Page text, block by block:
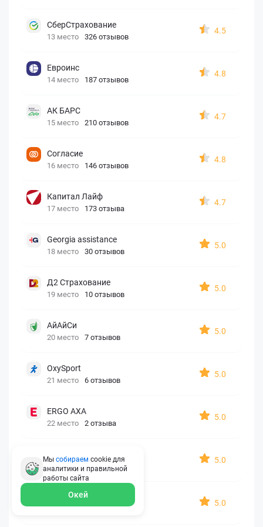
СберСтрахование
13 место 326 отзывов
4.5
Евроинс
14 место 187 отзывов
4.8
АК БАРС
15 место 210 отзывов
4.7
Согласие
16 место 146 отзывов
4.8
Капитал Лайф
17 место 173 отзыва
4.7
Georgia assistance
18 место 30 отзывов
5.0
Д2 Страхование
19 место 10 отзывов
5.0
АйАйСи
20 место 7 отзывов
5.0
OxySport
21 место 6 отзывов
5.0
ERGO AXA
22 место 2 отзыва
5.0
Oxy Travel Premium
23 место 1 отзыв
5.0
УралСиб
24 место 1 отзыв
5.0
Мы собираем cookie для
аналитики и правильной
работы сайта
Окей